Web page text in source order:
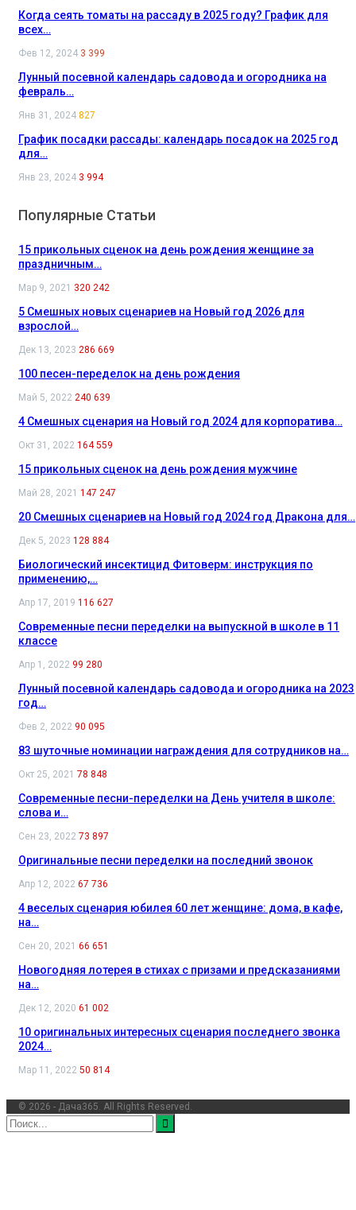
Когда сеять томаты на рассаду в 2025 году? График для
всех…
Фев 12, 2024 3 399
Лунный посевной календарь садовода и огородника на
февраль…
Янв 31, 2024 827
График посадки рассады: календарь посадок на 2025 год
для…
Янв 23, 2024 3 994
Популярные Статьи
15 прикольных сценок на день рождения женщине за
праздничным…
Мар 9, 2021 320 242
5 Смешных новых сценариев на Новый год 2026 для
взрослой…
Дек 13, 2023 286 669
100 песен-переделок на день рождения
Май 5, 2022 240 639
4 Смешных сценария на Новый год 2024 для корпоратива…
Окт 31, 2022 164 559
15 прикольных сценок на день рождения мужчине
Май 28, 2021 147 247
20 Смешных сценариев на Новый год 2024 год Дракона для…
Дек 5, 2023 128 884
Биологический инсектицид Фитоверм: инструкция по
применению,…
Апр 17, 2019 116 627
Современные песни переделки на выпускной в школе в 11
классе
Апр 1, 2022 99 280
Лунный посевной календарь садовода и огородника на 2023
год…
Фев 2, 2022 90 095
83 шуточные номинации награждения для сотрудников на…
Окт 25, 2021 78 848
Современные песни-переделки на День учителя в школе:
слова и…
Сен 23, 2022 73 897
Оригинальные песни переделки на последний звонок
Апр 12, 2022 67 736
4 веселых сценария юбилея 60 лет женщине: дома, в кафе,
на…
Сен 20, 2021 66 651
Новогодняя лотерея в стихах с призами и предсказаниями
на…
Дек 12, 2020 61 002
10 оригинальных интересных сценария последнего звонка
2024…
Мар 11, 2022 50 814
© 2026 - Дача365. All Rights Reserved.